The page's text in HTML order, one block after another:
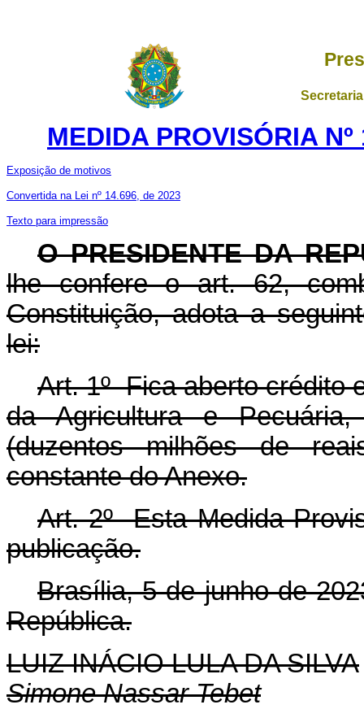
MEDIDA PROVISÓRIA
Exposição de motivos
Convertida na Lei nº 14.696, de 2023
Texto para impressão
O PRESIDENTE DA
lhe confere o art. 62,
Constituição, adota a
lei:
Art. 1º Fica aberto crédito
da Agricultura e
(duzentos milhões de
constante do Anexo.
Art. 2º Esta Medida
publicação.
Brasília, 5 de junho de
República.
LUIZ INÁCIO LULA DA SILVA
Simone Nassar Tebet